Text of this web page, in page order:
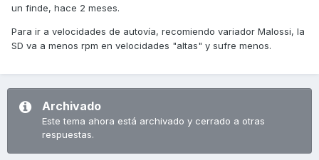
un finde, hace 2 meses.
Para ir a velocidades de autovía, recomiendo variador Malossi, la
SD va a menos rpm en velocidades "altas" y sufre menos.
Archivado
Este tema ahora está archivado y cerrado a otras
respuestas.